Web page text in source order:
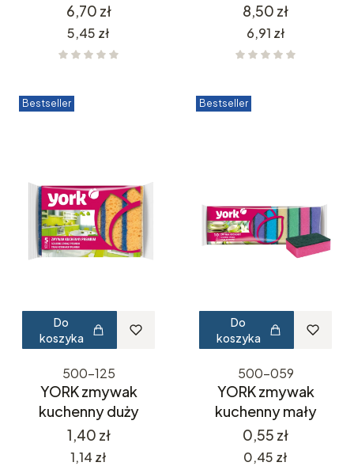
Cena
6,70 zł
Cena
5,45 zł
Cena
8,50 zł
Cena
6,91 zł
Bestseller
Do
koszyka
500-125
YORK zmywak
kuchenny duży
Cena
1,40 zł
Cena
1,14 zł
Bestseller
Do
koszyka
500-059
YORK zmywak
kuchenny mały
Cena
0,55 zł
Cena
0,45 zł